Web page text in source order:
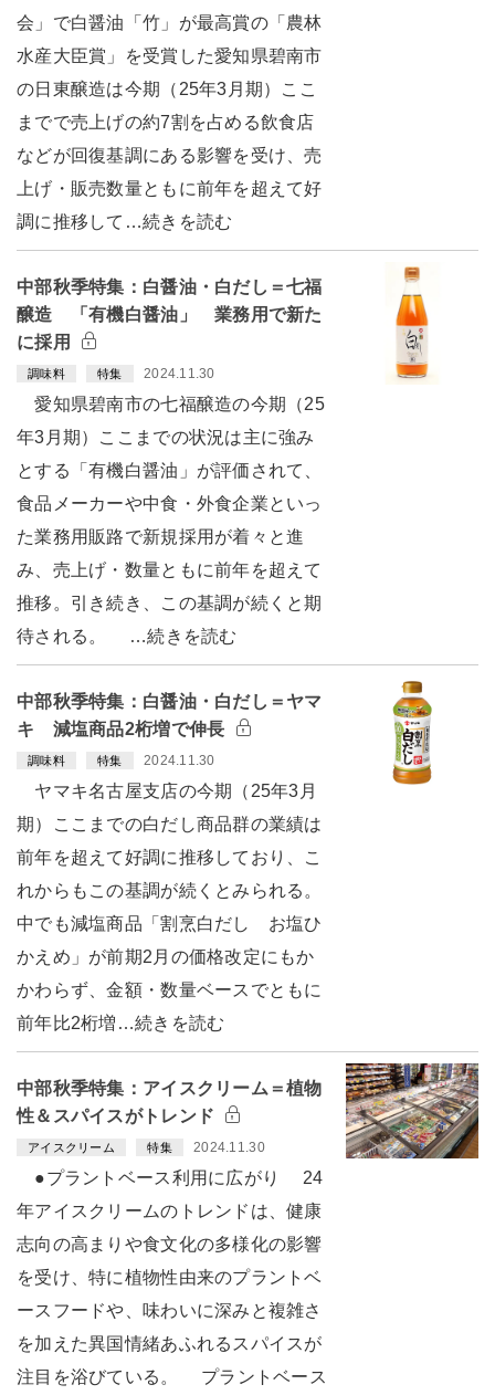
会」で白醤油「竹」が最高賞の「農林
水産大臣賞」を受賞した愛知県碧南市
の日東醸造は今期（25年3月期）ここ
までで売上げの約7割を占める飲食店
などが回復基調にある影響を受け、売
上げ・販売数量ともに前年を超えて好
調に推移して…続きを読む
中部秋季特集：白醤油・白だし＝七福
醸造 「有機白醤油」 業務用で新た
に採用
調味料 特集 2024.11.30
愛知県碧南市の七福醸造の今期（25
年3月期）ここまでの状況は主に強み
とする「有機白醤油」が評価されて、
食品メーカーや中食・外食企業といっ
た業務用販路で新規採用が着々と進
み、売上げ・数量ともに前年を超えて
推移。引き続き、この基調が続くと期
待される。 …続きを読む
中部秋季特集：白醤油・白だし＝ヤマ
キ 減塩商品2桁増で伸長
調味料 特集 2024.11.30
ヤマキ名古屋支店の今期（25年3月
期）ここまでの白だし商品群の業績は
前年を超えて好調に推移しており、こ
れからもこの基調が続くとみられる。
中でも減塩商品「割烹白だし お塩ひ
かえめ」が前期2月の価格改定にもか
かわらず、金額・数量ベースでともに
前年比2桁増…続きを読む
中部秋季特集：アイスクリーム＝植物
性＆スパイスがトレンド
アイスクリーム 特集 2024.11.30
●プラントベース利用に広がり 24
年アイスクリームのトレンドは、健康
志向の高まりや食文化の多様化の影響
を受け、特に植物性由来のプラントベ
ースフードや、味わいに深みと複雑さ
を加えた異国情緒あふれるスパイスが
注目を浴びている。 プラントベース